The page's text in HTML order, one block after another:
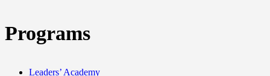
Programs
Leaders’ Academy